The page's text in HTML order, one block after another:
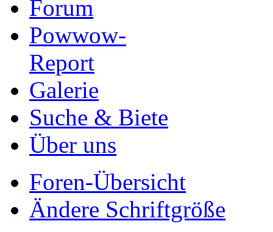
Forum
Powwow-
Report
Galerie
Suche & Biete
Über uns
Foren-Übersicht
Ändere Schriftgröße